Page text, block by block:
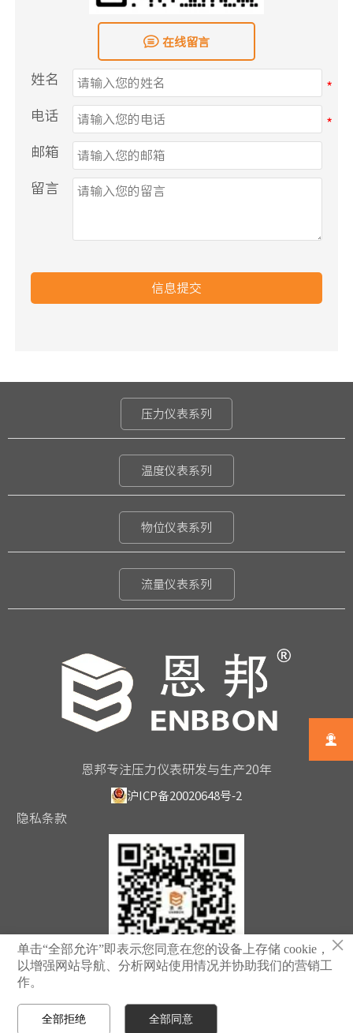
 在线留言
姓名
电话
邮箱
留言
信息提交
压力仪表系列
温度仪表系列
物位仪表系列
流量仪表系列
恩邦专注压力仪表研发与生产20年
沪ICP备20020648号-2
隐私条款
 首页  电话

×
单击“全部允许”即表示您同意在您的设备上存储 cookie，
以增强网站导航、分析网站使用情况并协助我们的营销工
作。
全部拒绝 全部同意